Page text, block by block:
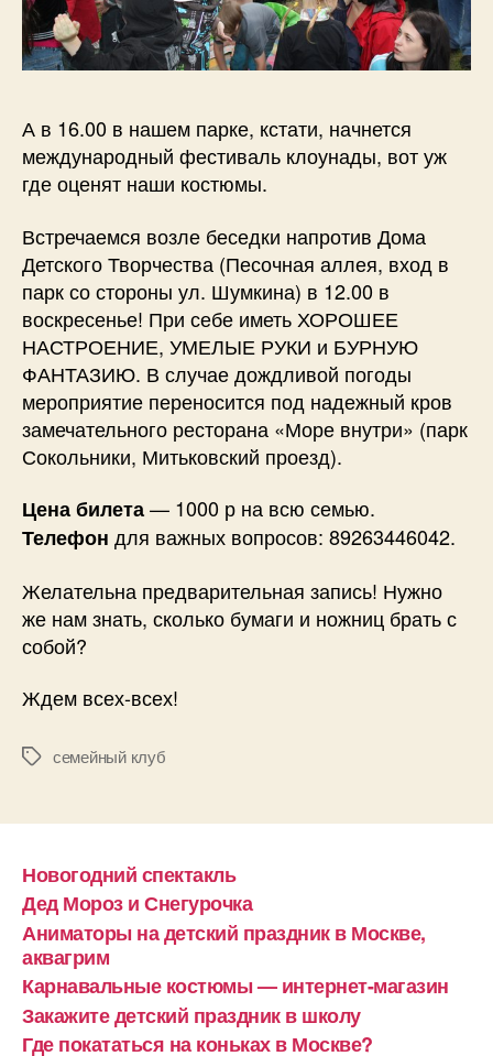
А в 16.00 в нашем парке, кстати, начнется
международный фестиваль клоунады, вот уж
где оценят наши костюмы.
Встречаемся возле беседки напротив Дома
Детского Творчества (Песочная аллея, вход в
парк со стороны ул. Шумкина) в 12.00 в
воскресенье! При себе иметь ХОРОШЕЕ
НАСТРОЕНИЕ, УМЕЛЫЕ РУКИ и БУРНУЮ
ФАНТАЗИЮ. В случае дождливой погоды
мероприятие переносится под надежный кров
замечательного ресторана «Море внутри» (парк
Сокольники, Митьковский проезд).
Цена билета— 1000 р на всю семью.
Телефон для важных вопросов: 89263446042.
Желательна предварительная запись! Нужно
же нам знать, сколько бумаги и ножниц брать с
собой?
Ждем всех-всех!
Меткисемейный клуб
Новогодний спектакль
Дед Мороз и Снегурочка
Аниматоры на детский праздник в Москве,
аквагрим
Карнавальные костюмы — интернет-магазин
Закажите детский праздник в школу
Где покататься на коньках в Москве?